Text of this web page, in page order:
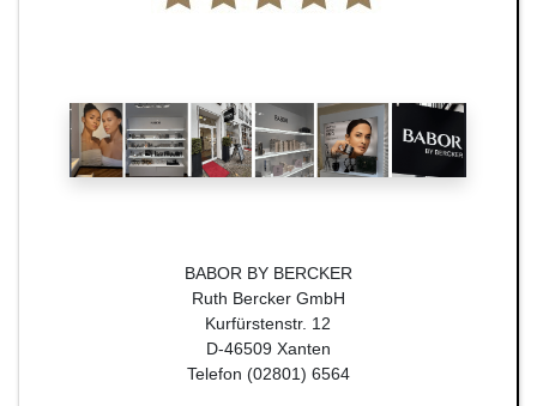
BABOR BY BERCKER
Ruth Bercker GmbH
Kurfürstenstr. 12
D-46509 Xanten
Telefon (02801) 6564